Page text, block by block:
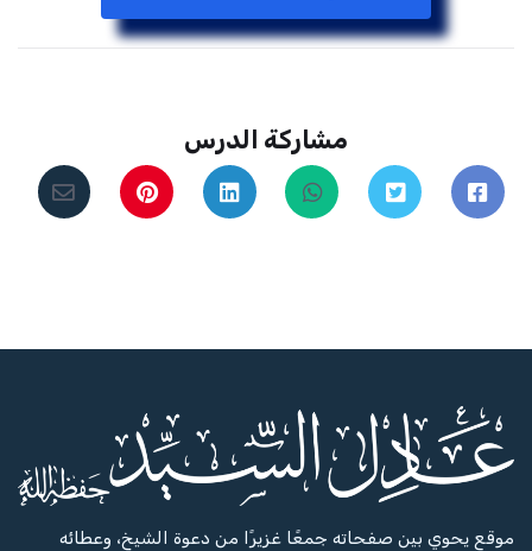
مشاركة الدرس
موقع يحوي بين صفحاته جمعًا غزيرًا من دعوة الشيخ، وعطائه